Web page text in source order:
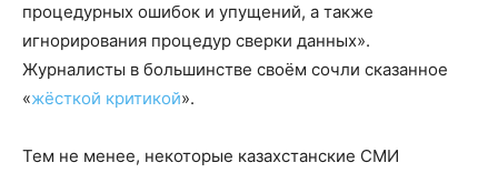
процедурных ошибок и упущений, а также
игнорирования процедур сверки данных».
Журналисты в большинстве своём сочли сказанное
«жёсткой критикой».
Тем не менее, некоторые казахстанские СМИ